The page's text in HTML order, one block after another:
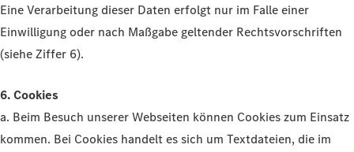
Eine Verarbeitung dieser Daten erfolgt nur im Falle einer
Einwilligung oder nach Maßgabe geltender Rechtsvorschriften
(siehe Ziffer 6).
6. Cookies
a. Beim Besuch unserer Webseiten können Cookies zum Einsatz
kommen. Bei Cookies handelt es sich um Textdateien, die im